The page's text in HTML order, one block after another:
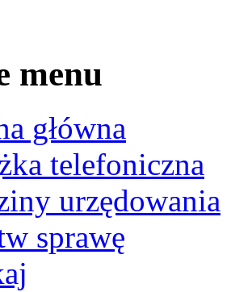
menu
główna
telefoniczna
urzędowania
sprawę